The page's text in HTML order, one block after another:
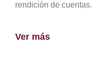
rendición de cuentas.
Ver más